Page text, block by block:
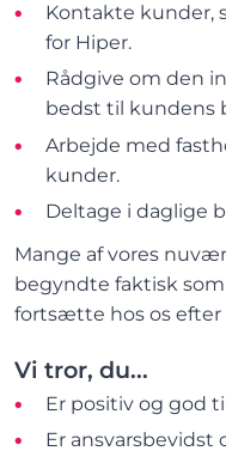
Kontakte kunder,
for Hiper.
Rådgive om den
bedst til kundens
Arbejde med
kunder.
Deltage i daglige
Mange af vores
begyndte faktisk
fortsætte hos os efter
Vi tror, du...
Er positiv og god
Er ansvarsbevidst